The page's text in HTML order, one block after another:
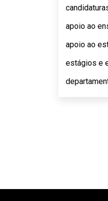
apoio ao
apoio ao
estágios e